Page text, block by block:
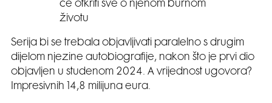
će otkriti sve o njenom burnom
životu
Serija bi se trebala objavljivati paralelno s drugim
dijelom njezine autobiografije, nakon što je prvi dio
objavljen u studenom 2024. A vrijednost ugovora?
Impresivnih 14,8 milijuna eura.